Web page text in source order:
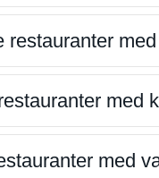
restauranter
med
med